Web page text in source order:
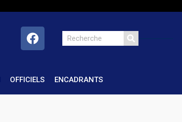
OFFICIELS ENCADRANTS